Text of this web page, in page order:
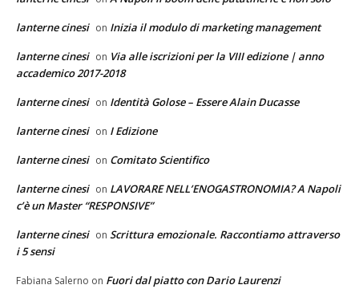
lanterne cinesi on Inizia il modulo di marketing management
lanterne cinesi on Via alle iscrizioni per la VIII edizione | anno
accademico 2017-2018
lanterne cinesi on Identità Golose – Essere Alain Ducasse
lanterne cinesi on I Edizione
lanterne cinesi on Comitato Scientifico
lanterne cinesi on LAVORARE NELL’ENOGASTRONOMIA? A Napoli
c’è un Master “RESPONSIVE”
lanterne cinesi on Scrittura emozionale. Raccontiamo attraverso
i 5 sensi
Fabiana Salerno on Fuori dal piatto con Dario Laurenzi